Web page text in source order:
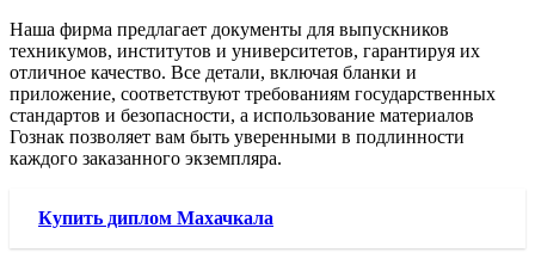
Наша фирма предлагает документы для выпускников
техникумов, институтов и университетов, гарантируя их
отличное качество. Все детали, включая бланки и
приложение, соответствуют требованиям государственных
стандартов и безопасности, а использование материалов
Гознак позволяет вам быть уверенными в подлинности
каждого заказанного экземпляра.
Купить диплом Махачкала